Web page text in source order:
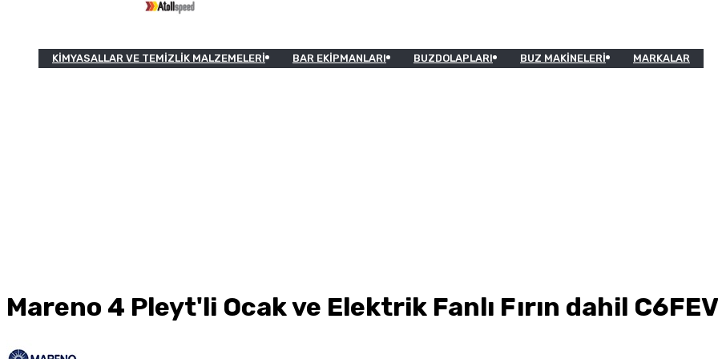
KIMYASALLAR VE TEMIZLIK MALZEMELERI BAR EKIPMANLARI BUZDOLAPLARI BUZ MAKINELERI MARKALAR
Mareno 4 Pleyt'li Ocak ve Elektrik Fanlı Fırın dahil